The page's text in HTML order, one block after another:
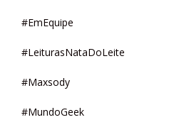
#EmEquipe
#LeiturasNataDoLeite
#Maxsody
#MundoGeek